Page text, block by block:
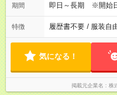
期間 即日～長期 ※開始
特徴 履歴書不要 / 服装自
気になる！
掲載元企業名 株